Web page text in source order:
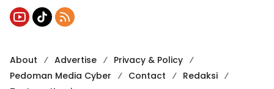
About Advertise
Privacy & Policy
Pedoman Media Cyber
Contact
Redaksi